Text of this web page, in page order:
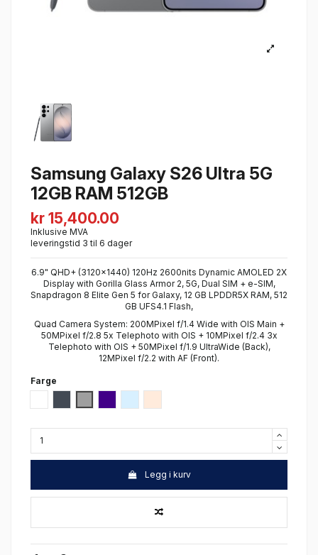
Samsung Galaxy S26 Ultra 5G
12GB RAM 512GB
kr 15,400.00
Inklusive MVA
leveringstid 3 til 6 dager
6.9" QHD+ (3120x1440) 120Hz 2600nits Dynamic AMOLED 2X
Display with Gorilla Glass Armor 2, 5G, Dual SIM + e-SIM,
Snapdragon 8 Elite Gen 5 for Galaxy, 12 GB LPDDR5X RAM, 512
GB UFS4.1 Flash,
Quad Camera System: 200MPixel f/1.4 Wide with OIS Main +
50MPixel f/2.8 5x Telephoto with OIS + 10MPixel f/2.4 3x
Telephoto with OIS + 50MPixel f/1.9 UltraWide (Back),
12MPixel f/2.2 with AF (Front).
Farge
Legg i kurv